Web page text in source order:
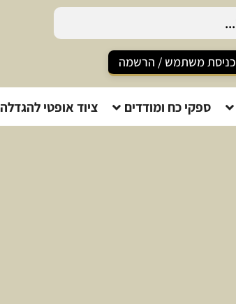
כניסת משתמש / הרשמה
ספקי כח ומודדים ציוד אופטי להגדלה